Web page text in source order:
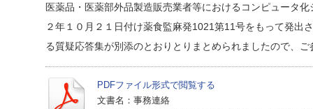
医薬品・医薬部外品製造販売業者等におけるコンピュータ
２年１０月２１日付け薬食監麻発1021第11号をもって発出
る質疑応答集が別添のとおりとりまとめられましたので、ご
PDFファイル形式で閲覧する
文書名：事務連絡